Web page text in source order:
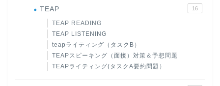
TEAP 16
TEAP READING
TEAP LISTENING
teapライティング（タスクB）
TEAPスピーキング（面接）対策＆予想問題
TEAPライティング(タスクA要約問題）